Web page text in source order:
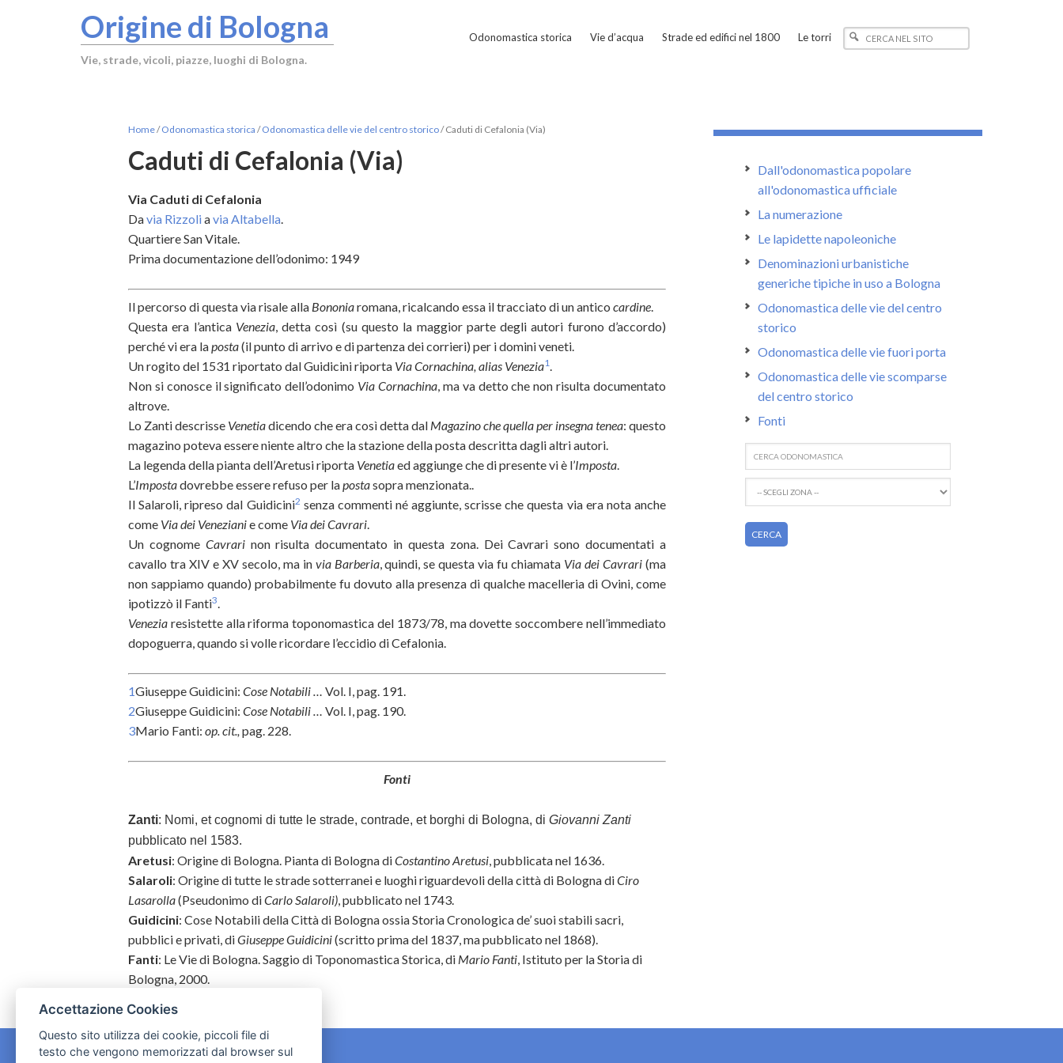
Origine di Bologna
Vie, strade, vicoli, piazze, luoghi di Bologna.
Odonomastica storica Vie d’acqua Strade ed edifici nel 1800 Le torri
Home/ Odonomastica storica / Odonomastica delle vie del centro storico/Caduti di Cefalonia (Via)
Caduti di Cefalonia (Via)
Via Caduti di Cefalonia
Davia Rizzoliavia Altabella.
Quartiere San Vitale.
Prima documentazione dell’odonimo: 1949
Il percorso di questa via risale alla Bononiaromana, ricalcando essa il tracciato di un antico cardine.
Questa era l’antica Venezia, detta così (su questo la maggior parte degli autori furono d’accordo)
perché vi era laposta(il punto di arrivo e di partenza dei corrieri) per i domini veneti.
Un rogito del 1531 riportato dal Guidicini riporta Via Cornachina, alias Venezia1.
Non si conosce il significato dell’odonimo Via Cornachina, ma va detto che non risulta documentato
altrove.
Lo Zanti descrisse Venetiadicendo che era così detta dal Magazino che quella per insegna tenea: questo
magazino poteva essere niente altro che la stazione della posta descritta dagli altri autori.
La legenda della pianta dell’Aretusi riporta Venetiaed aggiunge che di presente vi è l’Imposta.
L’Impostadovrebbe essere refuso per lapostasopra menzionata..
Il Salaroli, ripreso dal Guidicini2 senza commenti né aggiunte, scrisse che questa via era nota anche
come Via dei Venezianie come Via dei Cavrari.
Un cognome Cavrarinon risulta documentato in questa zona. Dei Cavrari sono documentati a
cavallo tra XIV e XV secolo, ma in via Barberia, quindi, se questa via fu chiamata Via dei Cavrari (ma
non sappiamo quando) probabilmente fu dovuto alla presenza di qualche macelleria di Ovini, come
ipotizzò il Fanti3.
Venezia resistette alla riforma toponomastica del 1873/78, ma dovette soccombere nell’immediato
dopoguerra, quando si volle ricordare l’eccidio di Cefalonia.
1Giuseppe Guidicini: Cose Notabili … Vol. I, pag. 191.
2Giuseppe Guidicini: Cose Notabili … Vol. I, pag. 190.
3Mario Fanti: op. cit., pag. 228.
Fonti
Zanti: Nomi, et cognomi di tutte le strade, contrade, et borghi di Bologna, di Giovanni Zanti
pubblicato nel 1583.
Aretusi: Origine di Bologna. Pianta di Bologna diCostantino Aretusi, pubblicata nel 1636.
Salaroli: Origine di tutte le strade sotterranei e luoghi riguardevoli della città di Bologna diCiro
Lasarolla(Pseudonimo diCarlo Salaroli), pubblicato nel 1743.
Guidicini: Cose Notabili della Città di Bologna ossia Storia Cronologica de’ suoi stabili sacri,
pubblici e privati, diGiuseppe Guidicini(scritto prima del 1837, ma pubblicato nel 1868).
Fanti: Le Vie di Bologna. Saggio di Toponomastica Storica, di Mario Fanti, Istituto per la Storia di
Bologna, 2000.
Dall'odonomastica popolare
all'odonomastica ufficiale
La numerazione
Le lapidette napoleoniche
Denominazioni urbanistiche
generiche tipiche in uso a Bologna
Odonomastica delle vie del centro
storico
Odonomastica delle vie fuori porta
Odonomastica delle vie scomparse
del centro storico
Fonti
Accettazione Cookies
Questo sito utilizza dei cookie, piccoli file di
testo che vengono memorizzati dal browser sul